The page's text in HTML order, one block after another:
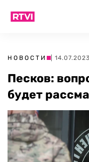
НОВОСТИ |
Песков:
будет